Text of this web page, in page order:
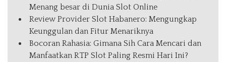
Menang besar di Dunia Slot Online
Review Provider Slot Habanero: Mengungkap
Keunggulan dan Fitur Menariknya
Bocoran Rahasia: Gimana Sih Cara Mencari dan
Manfaatkan RTP Slot Paling Resmi Hari Ini?